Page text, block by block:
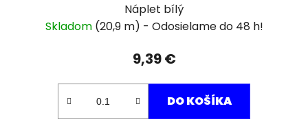
Náplet bílý
Skladom (20,9 m)
9,39 €
DO KOŠÍKA